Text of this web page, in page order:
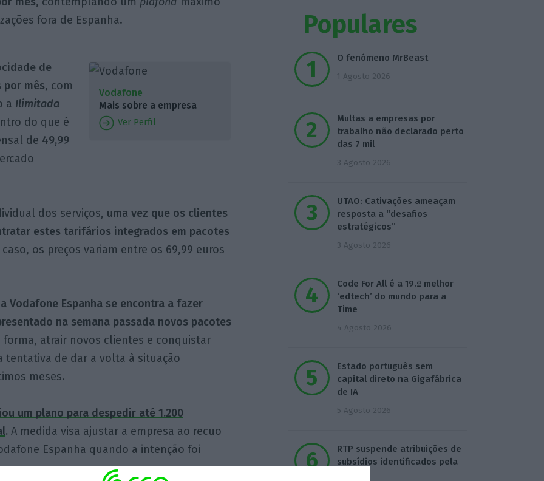
fora de Espanha.
Vodafone
Mais sobre a empresa
Ver Perfil
de
por mês, com
a Ilimitada
do que é
de 49,99
dos serviços, uma vez que os clientes
estes tarifários integrados em pacotes
caso, os preços variam entre os 69,99 euros
a Vodafone Espanha se encontra a fazer
na semana passada novos pacotes
forma, atrair novos clientes e conquistar
tentativa de dar a volta à situação
meses.
um plano para despedir até 1.200
. A medida visa ajustar a empresa ao recuo
Espanha quando a intenção foi
Populares
O fenómeno MrBeast
1 Agosto 2026
Multas a empresas por
trabalho não declarado perto
das 7 mil
3 Agosto 2026
UTAO: Cativações ameaçam
resposta a “desafios
estratégicos”
3 Agosto 2026
Code For All é a 19.ª melhor
‘edtech’ do mundo para a
Time
4 Agosto 2026
Estado português sem
capital direto na Gigafábrica
de IA
5 Agosto 2026
RTP suspende atribuições de
subsídios identificados pela